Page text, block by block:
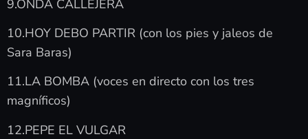
9.ONDA CALLEJERA
10.HOY DEBO PARTIR (con los pies y jaleos de
Sara Baras)
11.LA BOMBA (voces en directo con los tres
magníficos)
12.PEPE EL VULGAR